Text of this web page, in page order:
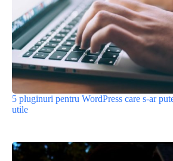
5 pluginuri pentru WordPress care s-ar
utile